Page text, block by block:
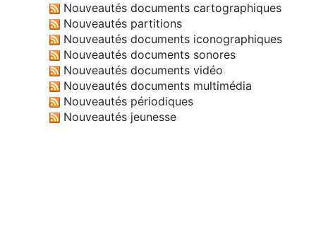
Nouveautés documents cartographiques
Nouveautés partitions
Nouveautés documents iconographiques
Nouveautés documents sonores
Nouveautés documents vidéo
Nouveautés documents multimédia
Nouveautés périodiques
Nouveautés jeunesse